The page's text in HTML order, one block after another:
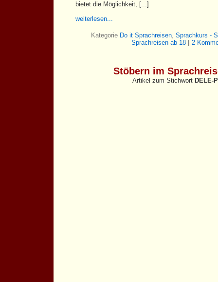
bietet die Möglichkeit, [...]
weiterlesen...
Kategorie Do it Sprachreisen, Sprachkurs -
Sprachreisen ab 18
2
Stöbern im
Artikel zum Stichwort DELE-